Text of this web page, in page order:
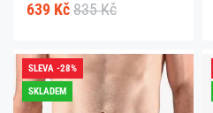
639 Kč 835 Kč
SLEVA -28%
SKLADEM